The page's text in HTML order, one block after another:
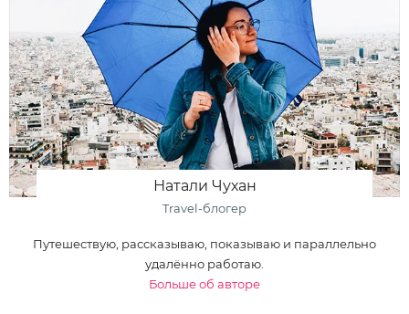
Натали Чухан
Travel-блогер
Путешествую, рассказываю, показываю и параллельно
удалённо работаю.
Больше об авторе